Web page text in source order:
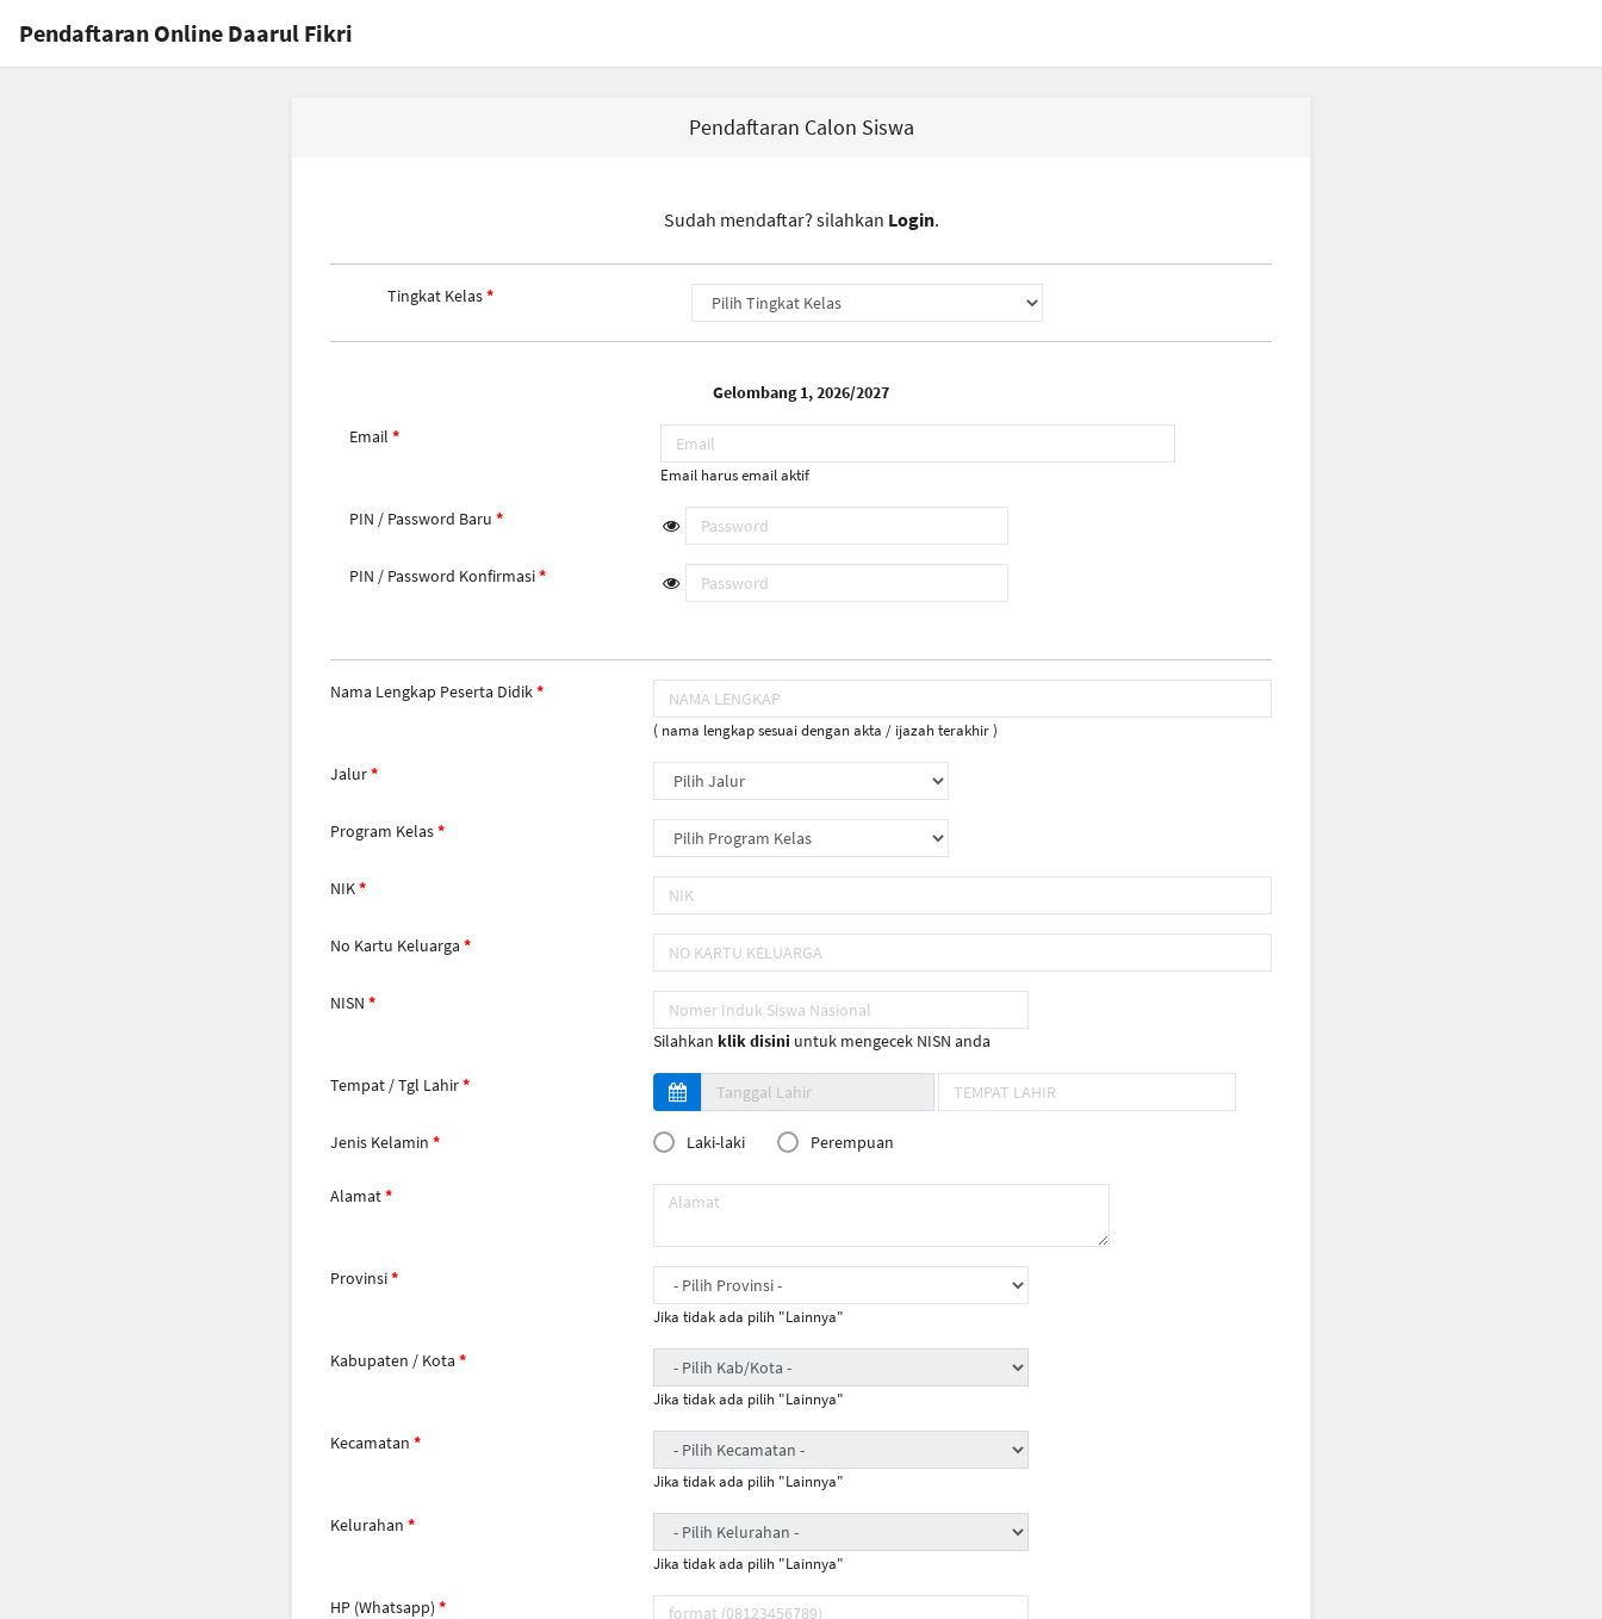
Pendaftaran Online Daarul Fikri
Pendaftaran Calon Siswa
Sudah mendaftar? silahkan Login.
Tingkat Kelas
Gelombang 1, 2026/2027
Email
Email harus email aktif
PIN / Password Baru
PIN / Password Konfirmasi
Nama Lengkap Peserta Didik
( nama lengkap sesuai dengan akta / ijazah terakhir )
Jalur
Program Kelas
NIK
No Kartu Keluarga
NISN
Silahkan klik disini untuk mengecek NISN anda
Tempat / Tgl Lahir
Jenis Kelamin Laki-laki Perempuan
Alamat
Provinsi
Jika tidak ada pilih "Lainnya"
Kabupaten / Kota
Jika tidak ada pilih "Lainnya"
Kecamatan
Jika tidak ada pilih "Lainnya"
Kelurahan
Jika tidak ada pilih "Lainnya"
HP (Whatsapp)